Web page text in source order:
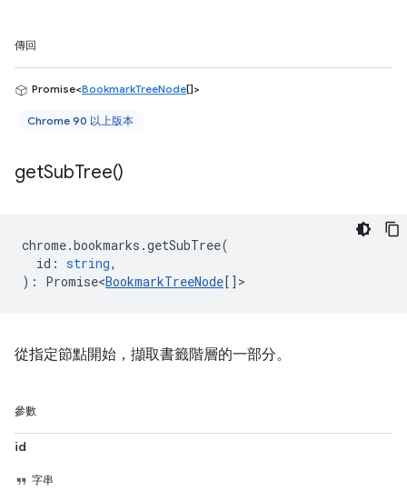
傳回
Promise<BookmarkTreeNode[]>
Chrome 90 以上版本
getSubTree()
chrome.bookmarks .getSubTree(
id : string,
) : Promise<BookmarkTreeNode [] >
從指定節點開始，擷取書籤階層的一部分。
參數
id
字串